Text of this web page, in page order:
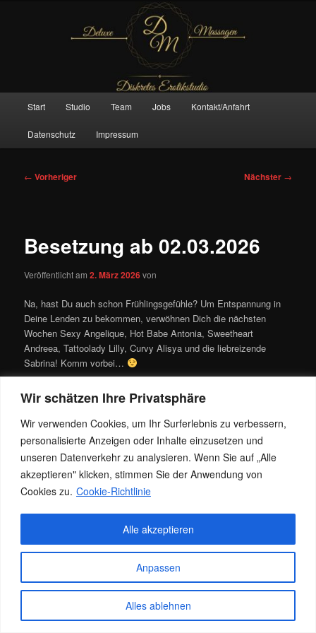
Wir schätzen Ihre Privatsphäre
Wir verwenden Cookies, um Ihr Surferlebnis zu verbessern,
personalisierte Anzeigen oder Inhalte einzusetzen und
unseren Datenverkehr zu analysieren. Wenn Sie auf „Alle
akzeptieren" klicken, stimmen Sie der Anwendung von
Cookies zu. Cookie-Richtlinie
Anpassen
Alles ablehnen
Alle akzeptieren
Deluxe Massagen And More
Start Studio Team Jobs Kontakt/Anfahrt
Datenschutz Impressum
Beitragsnavigation
← Vorheriger Nächster →
Besetzung ab 02.03.2026
Veröffentlicht am2. März 2026von
Na, hast Du auch schon Frühlingsgefühle? Um Entspannung in
Deine Lenden zu bekommen, verwöhnen Dich die nächsten
Wochen Sexy Angelique, Hot Babe Antonia, Sweetheart
Andreea, Tattoolady Lilly, Curvy Alisya und die liebreizende
Sabrina! Komm vorbei…
Dieser Eintrag wurde von Jacky News
Setze ein Lesezeichen für den Permalink.
Datenschutz Stolz präsentiert von WordPress